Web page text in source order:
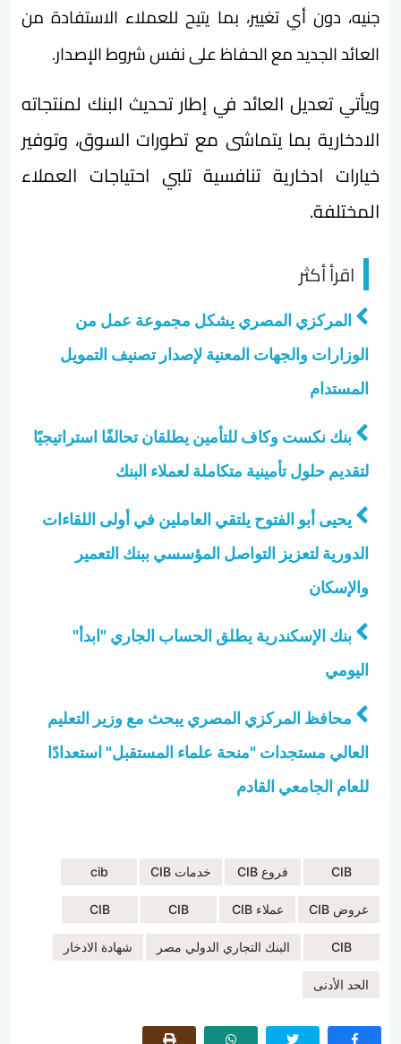
جنيه، دون أي تغيير، بما يتيح للعملاء الاستفادة من
العائد الجديد مع الحفاظ على نفس شروط الإصدار.
ويأتي تعديل العائد في إطار تحديث البنك لمنتجاته
الادخارية بما يتماشى مع تطورات السوق، وتوفير
خيارات ادخارية تنافسية تلبي احتياجات العملاء
المختلفة.
اقرأ أكثر
المركزي المصري يشكل مجموعة عمل من
الوزارات والجهات المعنية لإصدار تصنيف التمويل
المستدام
بنك نكست وكاف للتأمين يطلقان تحالفًا استراتيجيًا
لتقديم حلول تأمينية متكاملة لعملاء البنك
يحيى أبو الفتوح يلتقي العاملين في أولى اللقاءات
الدورية لتعزيز التواصل المؤسسي ببنك التعمير
والإسكان
بنك الإسكندرية يطلق الحساب الجاري "ابدأ"
اليومي
محافظ المركزي المصري يبحث مع وزير التعليم
العالي مستجدات "منحة علماء المستقبل" استعدادًا
للعام الجامعي القادم
CIB فروع CIB خدمات CIB cib
عروض CIB عملاء CIB CIB
CIB
CIB البنك التجاري الدولي مصر شهادة الادخار
الحد الأدنى